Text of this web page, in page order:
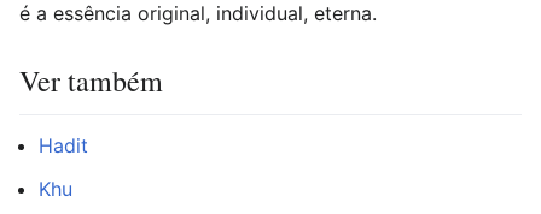
é a essência original, individual, eterna.
Ver também
Hadit
Khu